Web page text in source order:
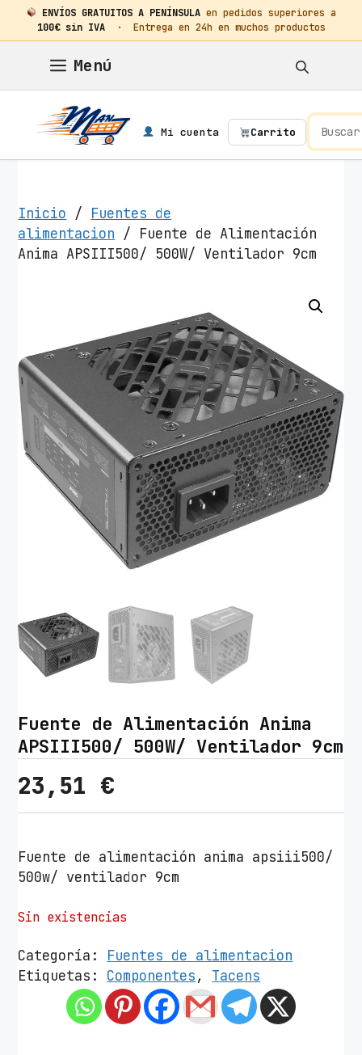
ENVÍOS GRATUITOS A PENÍNSULA en pedidos superiores a
100€ sin IVA· Entrega en 24h en muchos productos
contenido
Menú
Mi cuenta Carrito
Inicio / Fuentes de
alimentacion / Fuente de Alimentación
Anima APSIII500/ 500W/ Ventilador 9cm
Fuente de Alimentación Anima
APSIII500/ 500W/ Ventilador 9cm
23,51 €
Fuente de alimentación anima apsiii500/
500w/ ventilador 9cm
Sin existencias
Categoría: Fuentes de alimentacion
Etiquetas: Componentes, Tacens